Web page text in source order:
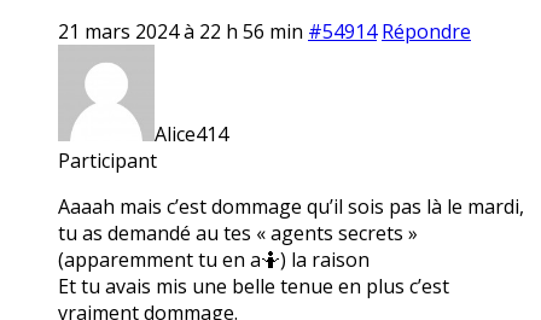
21 mars 2024 à 22 h 56 min #54914 Répondre
Alice414
Participant
Aaaah mais c’est dommage qu’il sois pas là le mardi,
tu as demandé au tes « agents secrets »
(apparemment tu en a🤷) la raison
Et tu avais mis une belle tenue en plus c’est
vraiment dommage.